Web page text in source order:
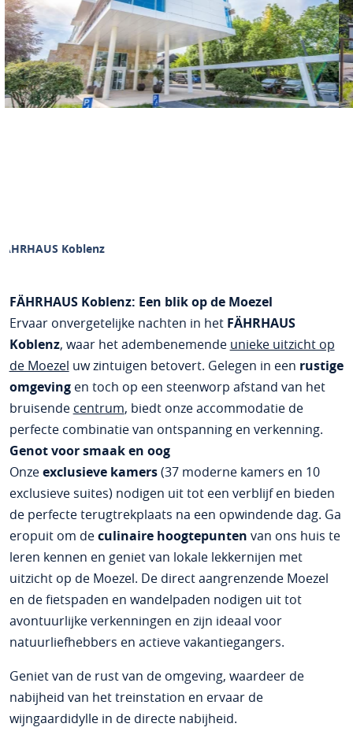
Koblenz
FÄHRHAUS Koblenz: Een blik op de Moezel
Ervaar onvergetelijke nachten in het FÄHRHAUS
Koblenz, waar het adembenemende unieke uitzicht op
de Moezel uw zintuigen betovert. Gelegen in een rustige
omgevingen toch op een steenworp afstand van het
bruisende centrum, biedt onze accommodatie de
perfecte combinatie van ontspanning en verkenning.
Genot voor smaak en oog
Onzeexclusieve kamers(37 moderne kamers en 10
exclusieve suites) nodigen uit tot een verblijf en bieden
de perfecte terugtrekplaats na een opwindende dag. Ga
eropuit om deculinaire hoogtepunten van ons huis te
leren kennen en geniet van lokale lekkernijen met
uitzicht op de Moezel. De direct aangrenzende Moezel
en de fietspaden en wandelpaden nodigen uit tot
avontuurlijke verkenningen en zijn ideaal voor
natuurliefhebbers en actieve vakantiegangers.
Geniet van de rust van de omgeving, waardeer de
nabijheid van het treinstation en ervaar de
wijngaardidylle in de directe nabijheid.